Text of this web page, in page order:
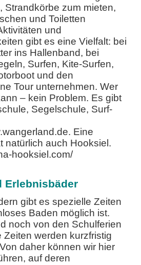
Strandkörbe zum mieten,
und Toiletten
und
gibt es eine Vielfalt: bei
ins Hallenband, bei
Surfen, Kite-Surfen,
und den
Tour unternehmen. Wer
– kein Problem. Es gibt
Segelschule, Surf-
Eine
natürlich auch Hooksiel.
hooksiel.com/
Erlebnisbäder
gibt es spezielle Zeiten
Baden möglich ist.
noch von den Schulferien
werden kurzfristig
daher können wir hier
auf deren